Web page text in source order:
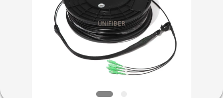
PRODUKTE